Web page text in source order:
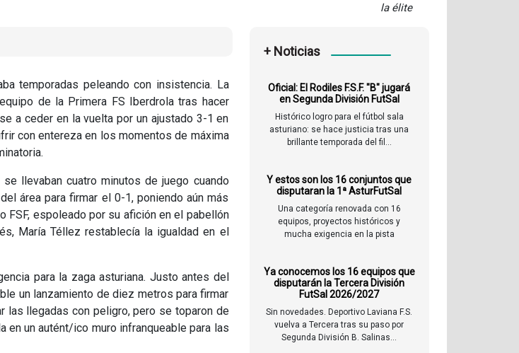
la élite
temporadas peleando con insistencia. La
de la Primera FS Iberdrola tras hacer
a ceder en la vuelta por un ajustado 3-1 en
con entereza en los momentos de máxima
llevaban cuatro minutos de juego cuando
área para firmar el 0-1, poniendo aún más
FSF, espoleado por su afición en el pabellón
María Téllez restablecía la igualdad en el
para la zaga asturiana. Justo antes del
un lanzamiento de diez metros para firmar
las llegadas con peligro, pero se toparon de
en un autént/ico muro infranqueable para las
+ Noticias
Oficial: El Rodiles F.S.F. "B" jugará
en Segunda División FutSal
Histórico logro para el fútbol sala
asturiano: se hace justicia tras una
brillante temporada del fil...
Y estos son los 16 conjuntos que
disputaran la 1ª AsturFutSal
Una categoría renovada con 16
equipos, proyectos históricos y
mucha exigencia en la pista
Ya conocemos los 16 equipos que
disputarán la Tercera División
FutSal 2026/2027
Sin novedades. Deportivo Laviana F.S.
vuelva a Tercera tras su paso por
Segunda División B. Salinas...